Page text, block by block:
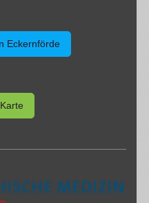
Eckernförde